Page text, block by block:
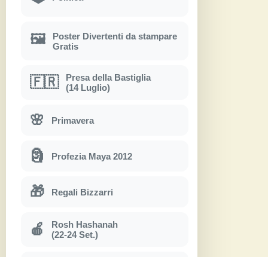
🖼
Poster Divertenti da stampare
Gratis
🇫🇷
Presa della Bastiglia
(14 Luglio)
🌸 Primavera
🗿 Profezia Maya 2012
🎁 Regali Bizzarri
🍎
Rosh Hashanah
(22-24 Set.)